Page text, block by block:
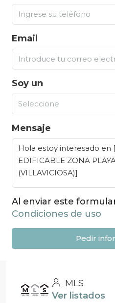
Email
Soy un
Seleccione
Mensaje
Al enviar este
Condiciones de uso
Pedir
MLS
Ver listados